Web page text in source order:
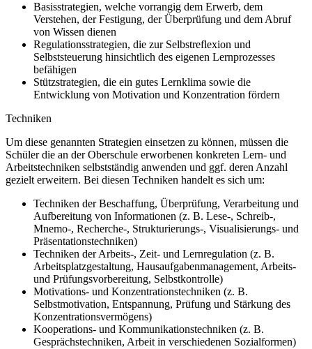
Basisstrategien, welche vorrangig dem Erwerb, dem
Verstehen, der Festigung, der Überprüfung und dem Abruf
von Wissen dienen
Regulationsstrategien, die zur Selbstreflexion und
Selbststeuerung hinsichtlich des eigenen Lernprozesses
befähigen
Stützstrategien, die ein gutes Lernklima sowie die
Entwicklung von Motivation und Konzentration fördern
Techniken
Um diese genannten Strategien einsetzen zu können, müssen die
Schüler die an der Oberschule erworbenen konkreten Lern- und
Arbeitstechniken selbstständig anwenden und ggf. deren Anzahl
gezielt erweitern. Bei diesen Techniken handelt es sich um:
Techniken der Beschaffung, Überprüfung, Verarbeitung und
Aufbereitung von Informationen (z. B. Lese-, Schreib-,
Mnemo-, Recherche-, Strukturierungs-, Visualisierungs- und
Präsentationstechniken)
Techniken der Arbeits-, Zeit- und Lernregulation (z. B.
Arbeitsplatzgestaltung, Hausaufgabenmanagement, Arbeits-
und Prüfungsvorbereitung, Selbstkontrolle)
Motivations- und Konzentrationstechniken (z. B.
Selbstmotivation, Entspannung, Prüfung und Stärkung des
Konzentrationsvermögens)
Kooperations- und Kommunikationstechniken (z. B.
Gesprächstechniken, Arbeit in verschiedenen Sozialformen)